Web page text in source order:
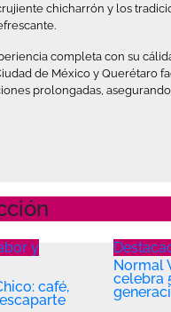
chicharrón y los
completa con su
de México y Querétaro
prolongadas,
y
café,
Normal
celebra